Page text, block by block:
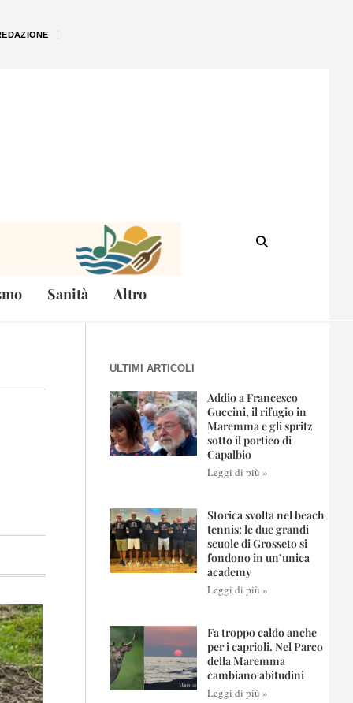
Sanità Altro
ULTIMI ARTICOLI
Addio a Francesco
Guccini, il rifugio in
Maremma e gli spritz
sotto il portico di
Capalbio
Leggi di più »
Storica svolta nel beach
tennis: le due grandi
scuole di Grosseto si
fondono in un’unica
academy
Leggi di più »
Fa troppo caldo anche
per i caprioli. Nel Parco
della Maremma
cambiano abitudini
Leggi di più »